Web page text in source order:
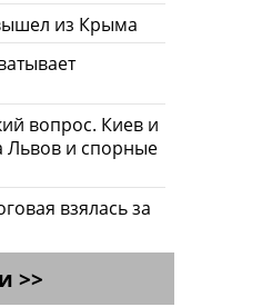
из Крыма
вопрос. Киев и
Львов и спорные
взялась за
>>